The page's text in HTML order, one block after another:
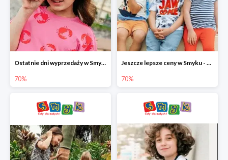
Ostatnie dni wyprzedaży w Smyku - ubrania i buty do -70%
70%
Jeszcze lepsze ceny w Smyku - ubrania i buty do -70%
70%